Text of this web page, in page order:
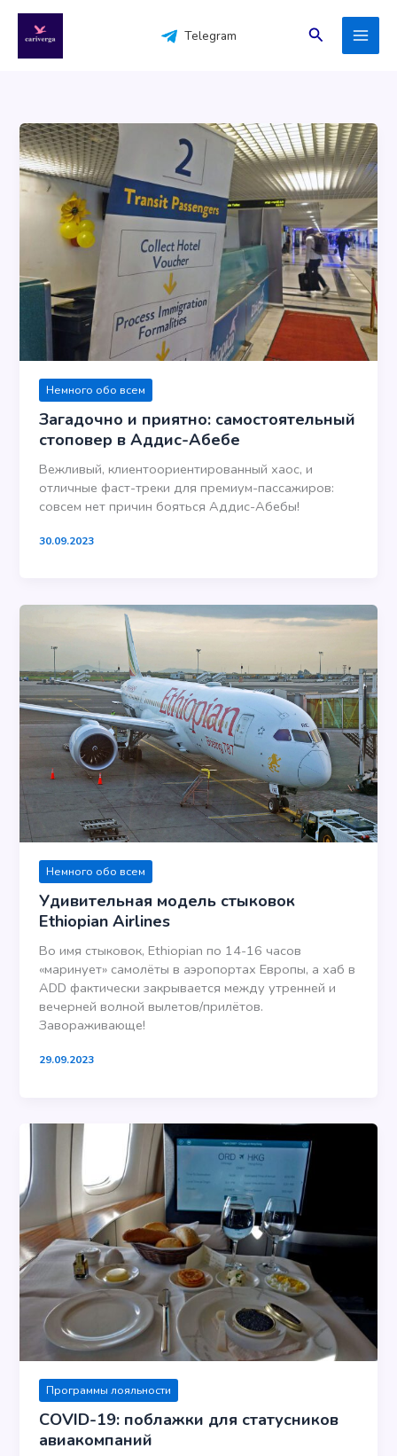
содержимому
Telegram Поиск
Немного обо всем
Загадочно и приятно: самостоятельный
стоповер в Аддис-Абебе
Вежливый, клиентоориентированный хаос, и
отличные фаст-треки для премиум-пассажиров:
совсем нет причин бояться Аддис-Абебы!
30.09.2023
Немного обо всем
Удивительная модель стыковок
Ethiopian Airlines
Во имя стыковок, Ethiopian по 14-16 часов
«маринует» самолёты в аэропортах Европы, а хаб в
ADD фактически закрывается между утренней и
вечерней волной вылетов/прилётов.
Завораживающе!
29.09.2023
Программы лояльности
COVID-19: поблажки для статусников
авиакомпаний